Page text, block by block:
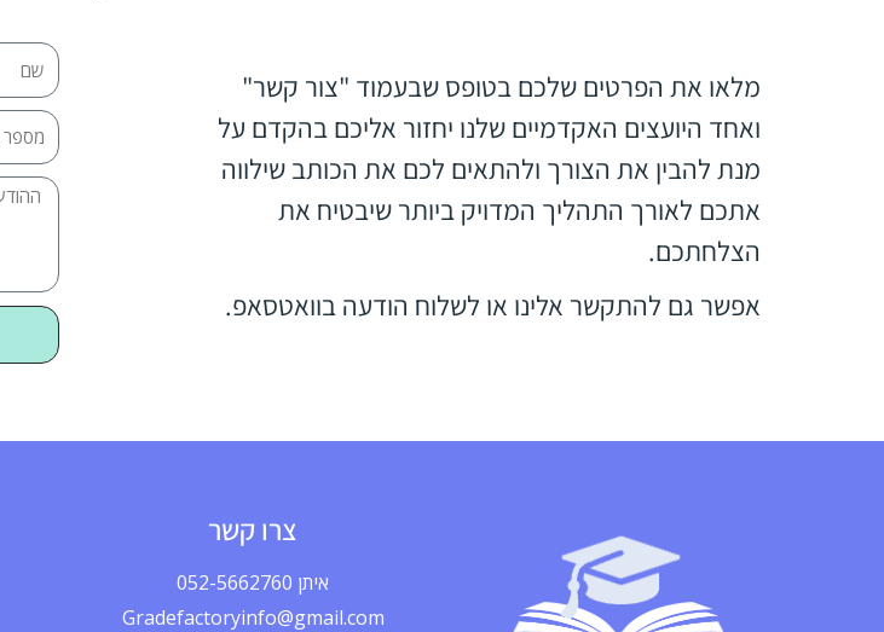
מלאו את הפרטים שלכם בטופס שבעמוד "צור קשר"
ואחד היועצים האקדמיים שלנו יחזור אליכם בהקדם על
מנת להבין את הצורך ולהתאים לכם את הכותב שילווה
אתכם לאורך התהליך המדויק ביותר שיבטיח את
הצלחתכם.
אפשר גם להתקשר אלינו או לשלוח הודעה בוואטסאפ.
צרו קשר
איתן 052-5662760
Gradefactoryinfo@gmail.com